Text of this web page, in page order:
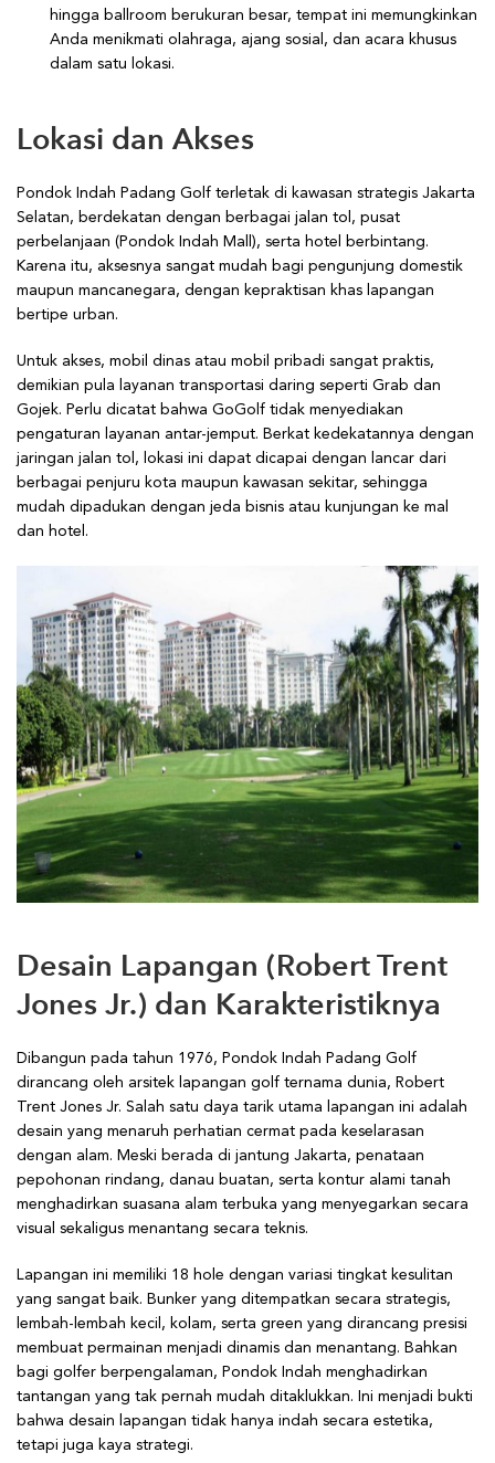
hingga ballroom berukuran besar, tempat ini memungkinkan
Anda menikmati olahraga, ajang sosial, dan acara khusus
dalam satu lokasi.
Lokasi dan Akses
Pondok Indah Padang Golf terletak di kawasan strategis Jakarta
Selatan, berdekatan dengan berbagai jalan tol, pusat
perbelanjaan (Pondok Indah Mall), serta hotel berbintang.
Karena itu, aksesnya sangat mudah bagi pengunjung domestik
maupun mancanegara, dengan kepraktisan khas lapangan
bertipe urban.
Untuk akses, mobil dinas atau mobil pribadi sangat praktis,
demikian pula layanan transportasi daring seperti Grab dan
Gojek. Perlu dicatat bahwa GoGolf tidak menyediakan
pengaturan layanan antar-jemput. Berkat kedekatannya dengan
jaringan jalan tol, lokasi ini dapat dicapai dengan lancar dari
berbagai penjuru kota maupun kawasan sekitar, sehingga
mudah dipadukan dengan jeda bisnis atau kunjungan ke mal
dan hotel.
Desain Lapangan (Robert Trent
Jones Jr.) dan Karakteristiknya
Dibangun pada tahun 1976, Pondok Indah Padang Golf
dirancang oleh arsitek lapangan golf ternama dunia, Robert
Trent Jones Jr. Salah satu daya tarik utama lapangan ini adalah
desain yang menaruh perhatian cermat pada keselarasan
dengan alam. Meski berada di jantung Jakarta, penataan
pepohonan rindang, danau buatan, serta kontur alami tanah
menghadirkan suasana alam terbuka yang menyegarkan secara
visual sekaligus menantang secara teknis.
Lapangan ini memiliki 18 hole dengan variasi tingkat kesulitan
yang sangat baik. Bunker yang ditempatkan secara strategis,
lembah-lembah kecil, kolam, serta green yang dirancang presisi
membuat permainan menjadi dinamis dan menantang. Bahkan
bagi golfer berpengalaman, Pondok Indah menghadirkan
tantangan yang tak pernah mudah ditaklukkan. Ini menjadi bukti
bahwa desain lapangan tidak hanya indah secara estetika,
tetapi juga kaya strategi.